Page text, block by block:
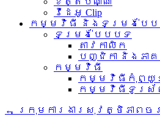
វីដេអូ Clip
កម្មវិធី និងទម្រង់បែ
ទម្រង់បែបបទ
តាវកាលិក
បញ្ជិកា និងភាគ
កម្មវិធី
កម្មវិធីកុំព្យូ
កម្មវិធីទូរស័
←
ក្រុមការងារសុវត្ថិភាពចរ